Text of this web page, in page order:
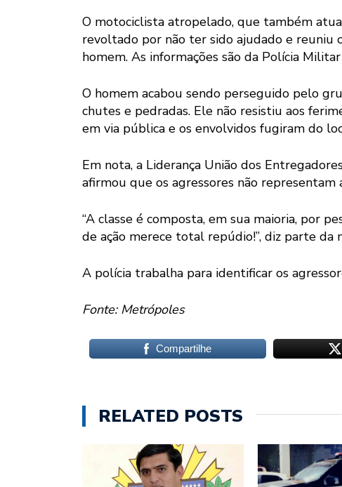
O motociclista atropelado, que também
revoltado por não ter sido ajudado e reuniu
homem. As informações são da Polícia
O homem acabou sendo perseguido pelo
chutes e pedradas. Ele não resistiu aos
em via pública e os envolvidos fugiram do
Em nota, a Liderança União dos
afirmou que os agressores não representam
“A classe é composta, em sua maioria, por
de ação merece total repúdio!”, diz parte da
A polícia trabalha para identificar os
Fonte: Metrópoles
Compartilhe
RELATED POSTS